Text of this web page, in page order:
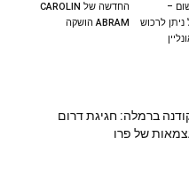
–
לרכוש
החדשה של CAROLIN
ABRAM הושקה
ברמלה: חגיגת דרום
של פרו